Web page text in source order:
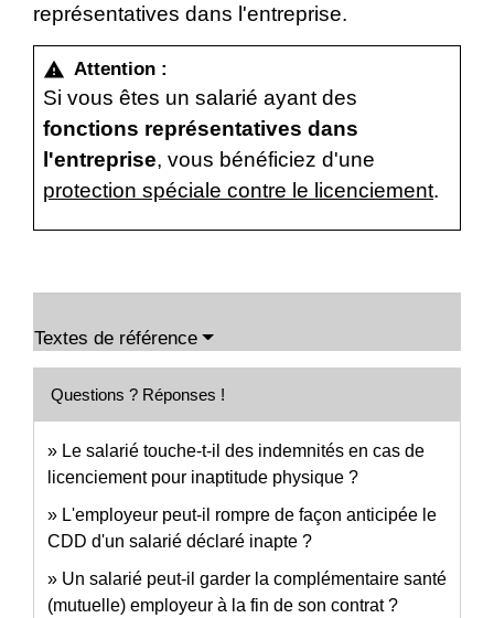
représentatives dans l'entreprise.
warning Attention :
Si vous êtes un salarié ayant des
fonctions représentatives dans
l'entreprise, vous bénéficiez d'une
protection spéciale contre le licenciement.
Textes de référence
Questions ? Réponses !
Le salarié touche-t-il des indemnités en cas de
licenciement pour inaptitude physique ?
L'employeur peut-il rompre de façon anticipée le
CDD d'un salarié déclaré inapte ?
Un salarié peut-il garder la complémentaire santé
(mutuelle) employeur à la fin de son contrat ?